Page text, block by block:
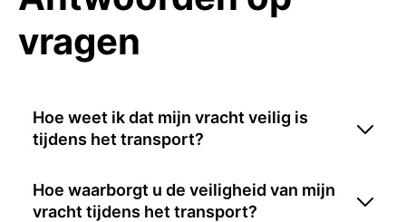
vragen
Hoe weet ik dat mijn vracht veilig is
tijdens het transport?
Hoe waarborgt u de veiligheid van mijn
vracht tijdens het transport?